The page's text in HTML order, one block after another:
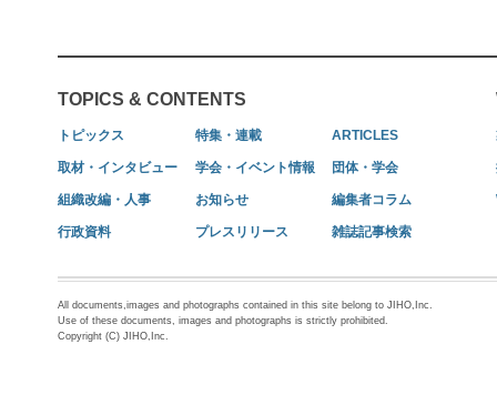
TOPICS & CONTENTS
トピックス 特集・連載 ARTICLES
取材・インタビュー 学会・イベント情報 団体・学会
組織改編・人事 お知らせ 編集者コラム
行政資料 プレスリリース 雑誌記事検索
All documents,images and photographs contained in this site belong to JIHO,Inc.
Use of these documents, images and photographs is strictly prohibited.
Copyright (C) JIHO,Inc.